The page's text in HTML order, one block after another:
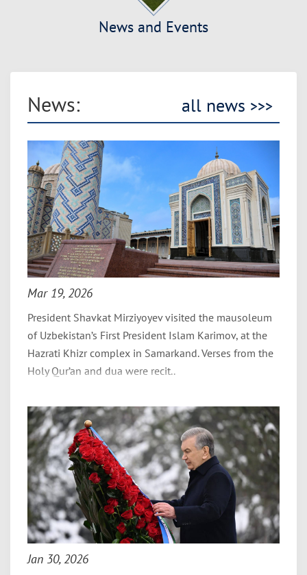
News and Events
News: all news >>>
Mar 19, 2026
President Shavkat Mirziyoyev visited the mausoleum
of Uzbekistan’s First President Islam Karimov, at the
Hazrati Khizr complex in Samarkand. Verses from the
Holy Qur’an and dua were recit..
Jan 30, 2026